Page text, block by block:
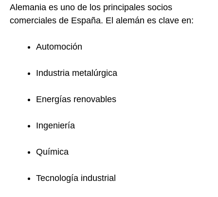
Alemania es uno de los principales socios
comerciales de España. El alemán es clave en:
Automoción
Industria metalúrgica
Energías renovables
Ingeniería
Química
Tecnología industrial